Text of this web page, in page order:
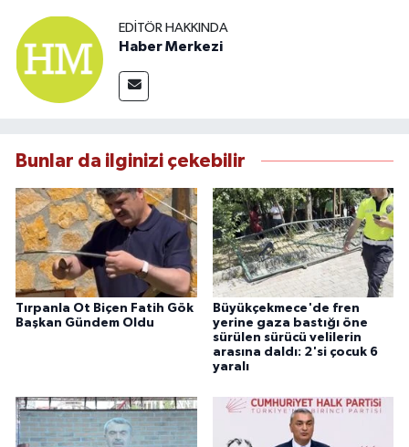
EDITÖR HAKKINDA
Haber Merkezi
Bunlar da ilginizi çekebilir
Tırpanla Ot Biçen Fatih Gök
Başkan Gündem Oldu
Büyükçekmece'de fren
yerine gaza bastığı öne
sürülen sürücü velilerin
arasına daldı: 2'si çocuk 6
yaralı